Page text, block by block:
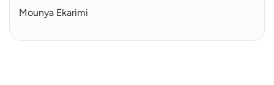
Mounya Ekarimi